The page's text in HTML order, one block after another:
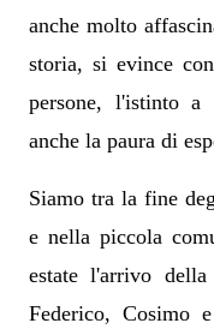
anche molto
storia, si evince
persone, l'istinto
anche la paura di
Siamo tra la fine
e nella piccola
estate l'arrivo
Federico, Cosimo